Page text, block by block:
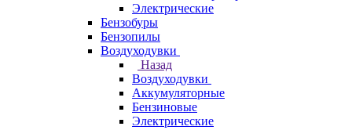
Электрические
Бензобуры
Бензопилы
Воздуходувки
Назад
Воздуходувки
Аккумуляторные
Бензиновые
Электрические